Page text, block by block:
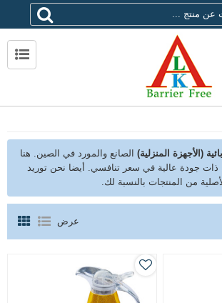
(الأجهزة المنزلية) الصانع والمورد في الصين. هنا
ذات جودة عالية في سعر تنافسي. أيضا نحن توريد
من المنتجات بالنسبة لك.
عرض